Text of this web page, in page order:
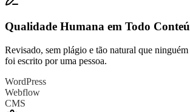
Qualidade Humana em Todo
Revisado, sem plágio e tão natural que
foi escrito por uma pessoa.
WordPress
Webflow
CMS